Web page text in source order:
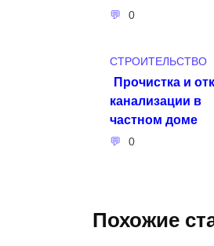
0
СТРОИТЕЛЬСТВО
Прочистка и
канализации в
частном доме
0
Похожие